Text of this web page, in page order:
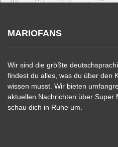
MARIOFANS
Wir sind die größte
findest du alles, was du über den
wissen musst. Wir bieten
aktuellen Nachrichten über Super
schau dich in Ruhe um.